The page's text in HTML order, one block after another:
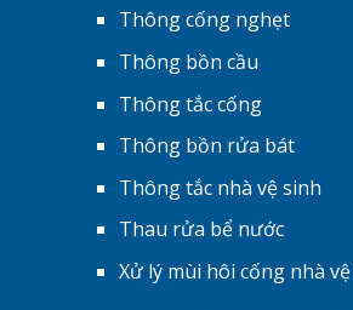
Thông cống nghẹt
Thông bồn cầu
Thông tắc cống
Thông bồn rửa bát
Thông tắc nhà vệ sinh
Thau rửa bể nước
Xử lý mùi hôi cống nhà